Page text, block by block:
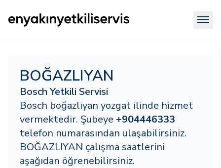
BOĞAZLIYAN
Bosch Yetkili Servisi
Bosch boğazliyan yozgat ilinde hizmet
vermektedir. Şubeye +904446333
telefon numarasından ulaşabilirsiniz.
BOĞAZLIYAN çalışma saatlerini
aşağıdan öğrenebilirsiniz.